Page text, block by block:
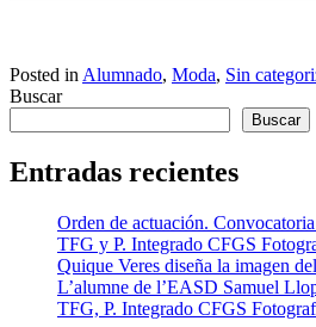
Posted in Alumnado, Moda, Sin
Buscar
Buscar
Entradas recientes
Orden de actuación.
TFG y P. Integrado CFGS
Quique Veres diseña la imagen
L’alumne de l’EASD Samuel
TFG, P. Integrado CFGS